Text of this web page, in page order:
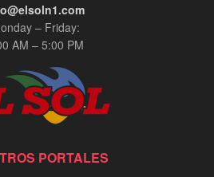
– Friday:
AM – 5:00 PM
PORTALES